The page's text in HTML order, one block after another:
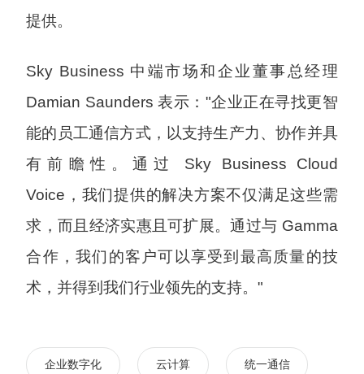
提供。
Sky Business 中端市场和企业董事总经理
Damian Saunders 表示："企业正在寻找更智
能的员工通信方式，以支持生产力、协作并具
有前瞻性。通过 Sky Business Cloud
Voice，我们提供的解决方案不仅满足这些需
求，而且经济实惠且可扩展。通过与 Gamma
合作，我们的客户可以享受到最高质量的技
术，并得到我们行业领先的支持。"
企业数字化 云计算 统一通信